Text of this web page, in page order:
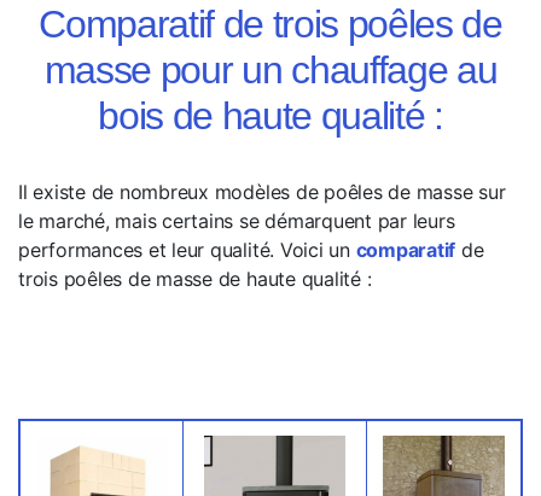
Comparatif de trois poêles de
masse pour un chauffage au
bois de haute qualité :
Il existe de nombreux modèles de poêles de masse sur
le marché, mais certains se démarquent par leurs
performances et leur qualité. Voici un comparatif de
trois poêles de masse de haute qualité :